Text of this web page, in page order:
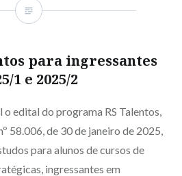
para ingressantes
1 e 2025/2
edital do programa RS Talentos,
58.006, de 30 de janeiro de 2025,
para alunos de cursos de
ingressantes em